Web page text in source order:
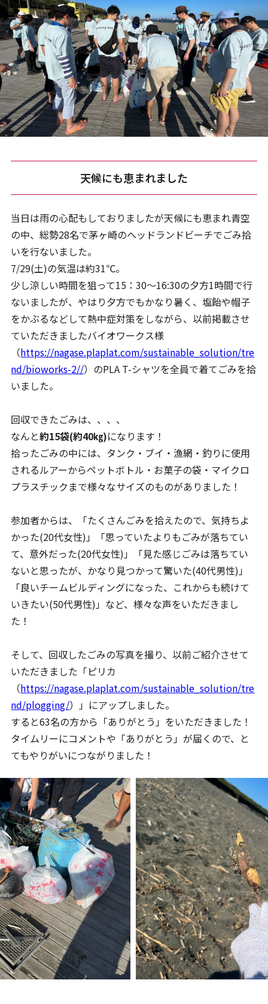
天候にも恵まれました
当日は雨の心配もしておりましたが天候にも恵まれ青空
の中、総勢28名で茅ヶ崎のヘッドランドビーチでごみ拾
いを行ないました。
7/29(土)の気温は約31℃。
少し涼しい時間を狙って15：30～16:30の夕方1時間で行
ないましたが、やはり夕方でもかなり暑く、塩飴や帽子
をかぶるなどして熱中症対策をしながら、以前掲載させ
ていただきましたバイオワークス様
（https://nagase.plaplat.com/sustainable_solution/tre
nd/bioworks-2//）のPLA T-シャツを全員で着てごみを拾
いました。
回収できたごみは、、、、
なんと約15袋(約40㎏)になります！
拾ったごみの中には、タンク・ブイ・漁網・釣りに使用
されるルアーからペットボトル・お菓子の袋・マイクロ
プラスチックまで様々なサイズのものがありました！
参加者からは、「たくさんごみを拾えたので、気持ちよ
かった(20代女性)」「思っていたよりもごみが落ちてい
て、意外だった(20代女性)」「見た感じごみは落ちてい
ないと思ったが、かなり見つかって驚いた(40代男性)」
「良いチームビルディングになった、これからも続けて
いきたい(50代男性)」など、様々な声をいただきまし
た！
そして、回収したごみの写真を撮り、以前ご紹介させて
いただきました「ピリカ
（https://nagase.plaplat.com/sustainable_solution/tre
nd/plogging/）」にアップしました。
すると63名の方から「ありがとう」をいただきました！
タイムリーにコメントや「ありがとう」が届くので、と
てもやりがいにつながりました！